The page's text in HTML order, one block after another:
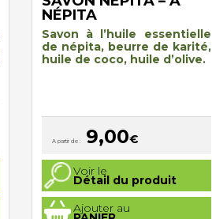
NÉPITA
Savon à l’huile essentielle
de népita, beurre de karité,
huile de coco, huile d’olive.
A partir de : 9,00€
Voir le
Détail du produit
Ajouter au
Ce
produit
a
plusieurs
variations.